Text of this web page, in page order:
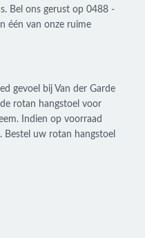
Bel ons gerust op 0488 -
één van onze ruime
gevoel bij Van der Garde
rotan hangstoel voor
Indien op voorraad
Bestel uw rotan hangstoel